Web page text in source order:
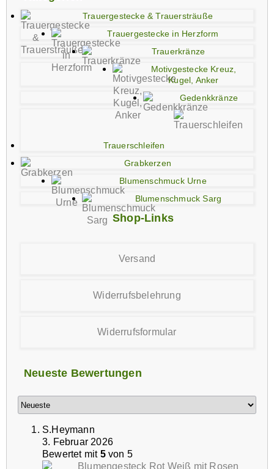
Trauergestecke & Trauersträuße
Trauergestecke in Herzform
Trauerkränze
Motivgestecke Kreuz,
Kugel, Anker
Gedenkkränze
Trauerschleifen
Grabkerzen
Blumenschmuck Urne
Blumenschmuck Sarg
Shop-Links
Versand
Widerrufsbelehrung
Widerrufsformular
Neueste Bewertungen
S.Heymann
3. Februar 2026
Bewertet mit 5von 5
Blumengesteck Rot Weiß mit Rosen